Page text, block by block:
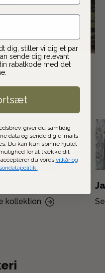
kollektion
dig, stiller vi dig et par
sende dig relevant
rabatkode med det
giver du samtidig
data og sende dig e-mails
Du kan kun spinne hjulet
for at trække dit
du vores vilkår og